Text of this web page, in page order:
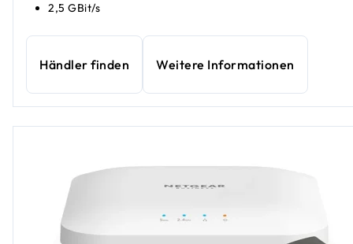
2,5 GBit/s
Händler finden Weitere Informationen